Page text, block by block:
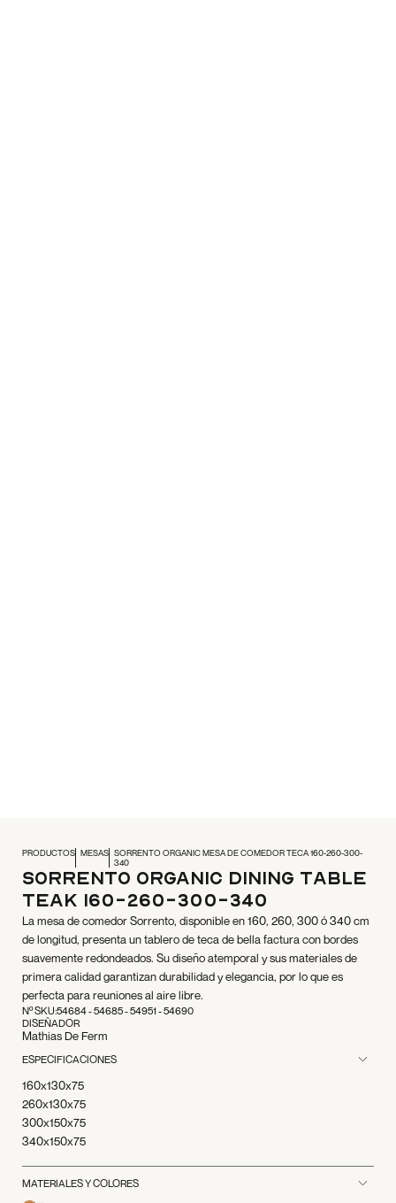
PRODUCTOS MESAS SORRENTO ORGANIC MESA DE COMEDOR TECA 160-260-300-
340
Sorrento Organic Dining Table
Teak 160-260-300-340
La mesa de comedor Sorrento, disponible en 160, 260, 300 ó 340 cm
de longitud, presenta un tablero de teca de bella factura con bordes
suavemente redondeados. Su diseño atemporal y sus materiales de
primera calidad garantizan durabilidad y elegancia, por lo que es
perfecta para reuniones al aire libre.
Nº SKU:54684 - 54685 - 54951 - 54690
DISEÑADOR
Mathias De Ferm
ESPECIFICACIONES
160x130x75
260x130x75
300x150x75
340x150x75
MATERIALES Y COLORES